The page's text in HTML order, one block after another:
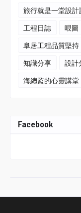
旅行就是一堂設計
工程日誌
哏圖
阜居工程品質堅持
知識分享
設計
海總監的心靈講堂
Facebook